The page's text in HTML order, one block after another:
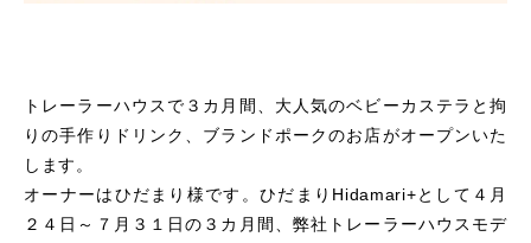
トレーラーハウスで３カ月間、大人気のベビーカステラと拘
りの手作りドリンク、ブランドポークのお店がオープンいた
します。
オーナーはひだまり様です。ひだまりHidamari+として４月
２４日～７月３１日の３カ月間、弊社トレーラーハウスモデ